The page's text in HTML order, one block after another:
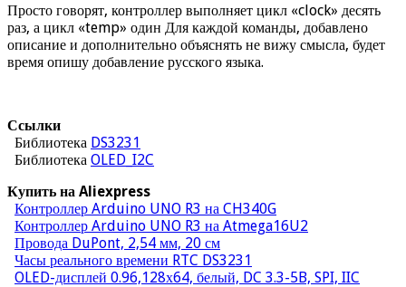
Просто говорят, контроллер выполняет цикл «clock» десять
раз, а цикл «temp» один Для каждой команды, добавлено
описание и дополнительно объяснять не вижу смысла, будет
время опишу добавление русского языка.
Ссылки
Библиотека DS3231
Библиотека OLED_I2C
Купить на Aliexpress
Контроллер Arduino UNO R3 на CH340G
Контроллер Arduino UNO R3 на Atmega16U2
Провода DuPont, 2,54 мм, 20 см
Часы реального времени RTC DS3231
OLED-дисплей 0.96,128х64, белый, DC 3.3-5B, SPI, IIC